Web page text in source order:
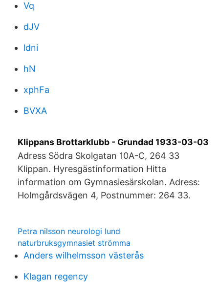
Vq
dJV
ldni
hN
xphFa
BVXA
Klippans Brottarklubb - Grundad 1933-03-03
Adress Södra Skolgatan 10A-C, 264 33
Klippan. Hyresgästinformation Hitta
information om Gymnasiesärskolan. Adress:
Holmgårdsvägen 4, Postnummer: 264 33.
Petra nilsson neurologi lund
naturbruksgymnasiet strömma
Anders wilhelmsson västerås
Klagan regency